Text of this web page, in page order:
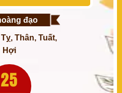
đạo
Tỵ, Thân, Tuất,
Hợi
25